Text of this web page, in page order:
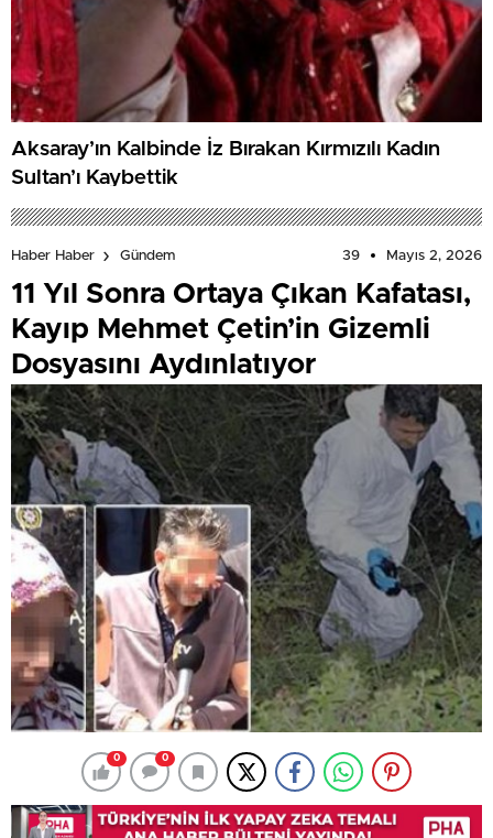
Aksaray’ın Kalbinde İz Bırakan Kırmızılı Kadın
Sultan’ı Kaybettik
Haber Haber Gündem 39 Mayıs 2, 2026
11 Yıl Sonra Ortaya Çıkan Kafatası,
Kayıp Mehmet Çetin’in Gizemli
Dosyasını Aydınlatıyor
0 0